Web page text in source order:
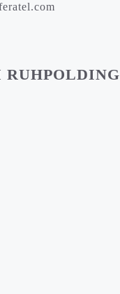
RUHPOLDING